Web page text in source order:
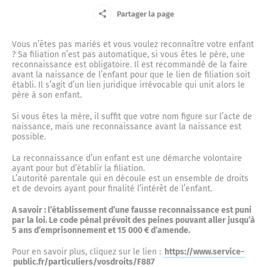
La défense passive
L’ancienne prison
L’ancienne gendarmerie de Forcalquier
Marius l’imprimeur
Le Capitaine Alexandre
La concathédrale Notre-Dame-du-Bourguet
La citadelle
Le couvent des Cordeliers
La fontaine et la place Jeanne d’Arc
La place Saint-Michel
Le marché du lundi
Actes administratifs
Compte-rendus du Conseil municipal
Délibérations
Les arrêtés
Les décisions
Vos élus
Le maire
Conseil municipal
Le conseil municipal des Jeunes et des Enfants
Annuaire des commerces
Marchés publics
Petite enfance
Ecoles et cantine
Police municipale
Culture
Le musée municipal
Exposition permanente
Urbanisme
Centre de soins non programmés
Complexe sportif
Cour des artisans
Halte routière
Jardin d’enfants
Jeune
Entreprise
Ainé
Nouvel arrivant
Partager la page
Vous n’êtes pas mariés et vous voulez reconnaître votre enfant
? Sa filiation n’est pas automatique, si vous êtes le père, une
reconnaissance est obligatoire. Il est recommandé de la faire
avant la naissance de l’enfant pour que le lien de filiation soit
établi. Il s’agit d’un lien juridique irrévocable qui unit alors le
père à son enfant.
Si vous êtes la mère, il suffit que votre nom figure sur l’acte de
naissance, mais une reconnaissance avant la naissance est
possible.
La reconnaissance d’un enfant est une démarche volontaire
ayant pour but d’établir la filiation.
L’autorité parentale qui en découle est un ensemble de droits
et de devoirs ayant pour finalité l’intérêt de l’enfant.
A savoir : l’établissement d’une fausse reconnaissance est puni
par la loi. Le code pénal prévoit des peines pouvant aller jusqu’à
5 ans d’emprisonnement et 15 000 € d’amende.
Pour en savoir plus, cliquez sur le lien : https://www.service-
public.fr/particuliers/vosdroits/F887